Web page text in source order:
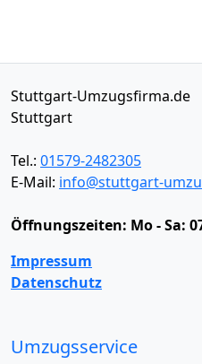
Stuttgart-Umzugsfirma.de
Stuttgart
Tel.: 01579-2482305
E-Mail: info@stuttgart-
Öffnungszeiten: Mo - Sa:
Impressum
Datenschutz
Umzugsservice